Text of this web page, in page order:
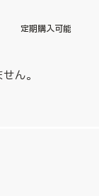
定期購入可能
ん。